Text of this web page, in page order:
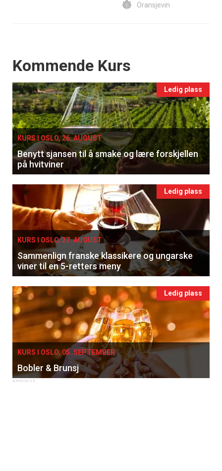
Oransjevin
Events
Kommende Kurs
Ledig plass
KURS I OSLO, 26. AUGUST
Benytt sjansen til å smake og lære forskjellen
på hvitviner
Ledig plass
KURS I OSLO, 27. AUGUST
Sammenlign franske klassikere og ungarske
viner til en 5-retters meny
Ledig plass
KURS I OSLO, 05. SEPTEMBER
Bobler & Brunsj